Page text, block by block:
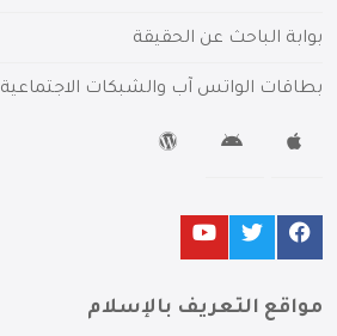
بوابة الباحث عن الحقيقة
بطاقات الواتس آب والشبكات الاجتماعية
مواقع التعريف بالإسلام